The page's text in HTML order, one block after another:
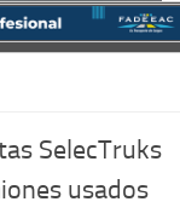
SelecTruks
usados